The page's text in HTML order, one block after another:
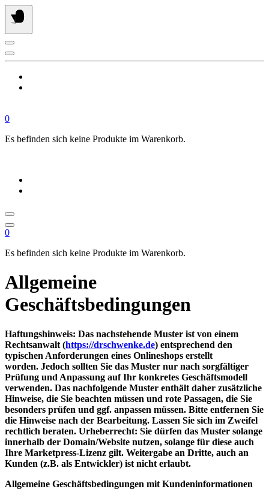
Springe
zum
Inhalt
0
Es befinden sich keine Produkte im Warenkorb.
0
Es befinden sich keine Produkte im Warenkorb.
Allgemeine
Geschäftsbedingungen
Haftungshinweis: Das nachstehende Muster ist von einem
Rechtsanwalt (https://drschwenke.de) entsprechend den
typischen Anforderungen eines Onlineshops erstellt
worden. Jedoch sollten Sie das Muster nur nach sorgfältiger
Prüfung und Anpassung auf Ihr konkretes Geschäftsmodell
verwenden. Das nachfolgende Muster enthält daher zusätzliche
Hinweise, die Sie beachten müssen und rote Passagen, die Sie
besonders prüfen und ggf. anpassen müssen. Bitte entfernen Sie
die Hinweise nach der Bearbeitung. Lassen Sie sich im Zweifel
rechtlich beraten. Urheberrecht: Sie dürfen das Muster solange
innerhalb der Domain/Website nutzen, solange für diese auch
Ihre Marketpress-Lizenz gilt. Weitergabe an Dritte, auch an
Kunden (z.B. als Entwickler) ist nicht erlaubt.
Allgemeine Geschäftsbedingungen mit Kundeninformationen